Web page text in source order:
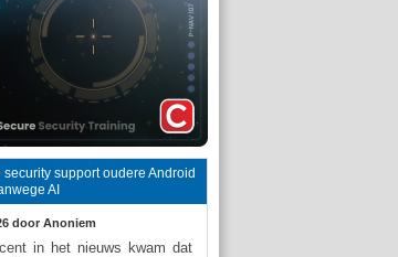
security support oudere Android
AI
door Anoniem
in het nieuws kwam dat